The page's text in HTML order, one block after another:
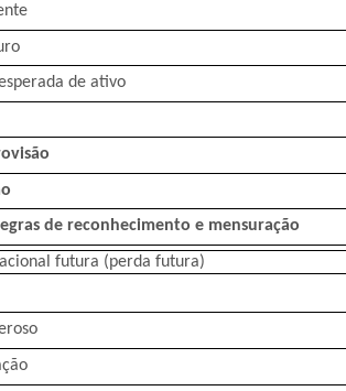
de ativo
de reconhecimento e mensuração
futura (perda futura)